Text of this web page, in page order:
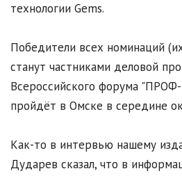
технологии Gems.
Победители всех номинаций
станут частниками деловой
Всероссийского форума
пройдёт в Омске в середине
Как-то в интервью нашему
Дударев сказал, что в